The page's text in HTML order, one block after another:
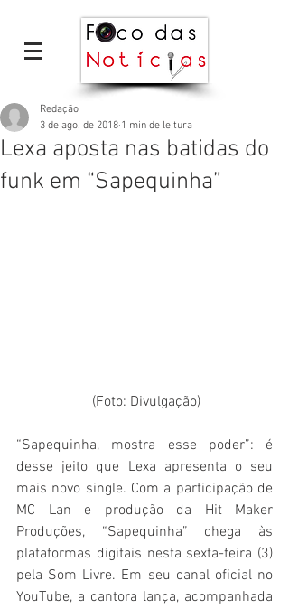
Lexa aposta nas batidas do
funk em “Sapequinha”
Redação
3 de ago. de 2018 1 min de leitura
(Foto: Divulgação)
“Sapequinha, mostra esse poder”: é
desse jeito que Lexa apresenta o seu
mais novo single. Com a participação de
MC Lan e produção da Hit Maker
Produções, “Sapequinha” chega às
plataformas digitais nesta sexta-feira (3)
pela Som Livre. Em seu canal oficial no
YouTube, a cantora lança, acompanhada